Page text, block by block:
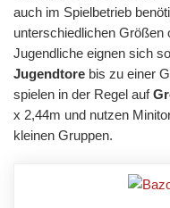
auch im Spielbetrieb
unterschiedlichen Größen
Jugendliche eignen sich
Jugendtore bis zu einer
spielen in der Regel auf
x 2,44m und nutzen
kleinen Gruppen.